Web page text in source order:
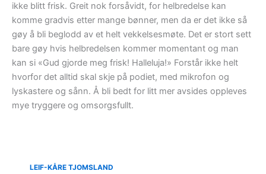
ikke blitt frisk. Greit nok forsåvidt, for helbredelse kan
komme gradvis etter mange bønner, men da er det ikke så
gøy å bli beglodd av et helt vekkelsesmøte. Det er stort sett
bare gøy hvis helbredelsen kommer momentant og man
kan si «Gud gjorde meg frisk! Halleluja!» Forstår ikke helt
hvorfor det alltid skal skje på podiet, med mikrofon og
lyskastere og sånn. Å bli bedt for litt mer avsides oppleves
mye tryggere og omsorgsfullt.
LEIF-KÅRE TJOMSLAND